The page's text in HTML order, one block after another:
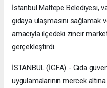
İstanbul Maltepe Belediyesi,
gıdaya ulaşmasını sağlamak
amacıyla ilçedeki zincir
gerçekleştirdi.
İSTANBUL (İGFA) - Gıda
uygulamalarının mercek altına